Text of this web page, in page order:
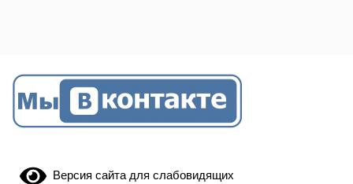
Версия сайта для слабовидящих